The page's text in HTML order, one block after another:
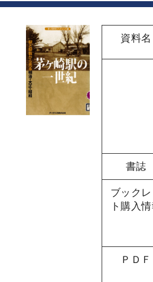
資料名
書誌
ブックレ
ト購入
ＰＤＦ